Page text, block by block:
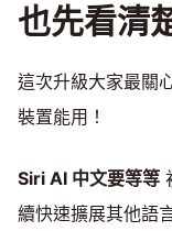
也先看清
這次升級大家最關
裝置能用！
Siri AI 中文要等等
續快速擴展其他語